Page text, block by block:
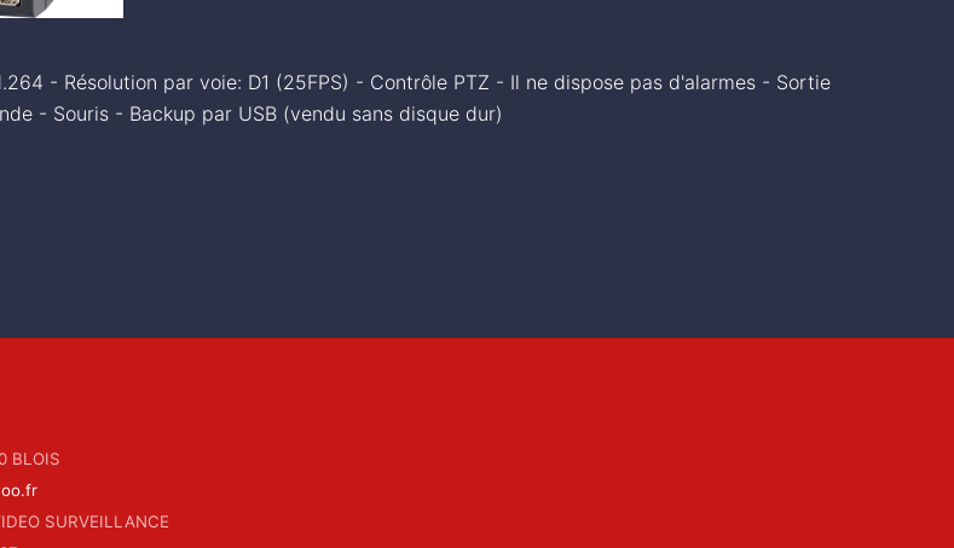
- Résolution par voie: D1 (25FPS) - Contrôle PTZ - Il ne dispose pas d'alarmes - Sortie
- Souris - Backup par USB (vendu sans disque dur)
BLOIS
SURVEILLANCE